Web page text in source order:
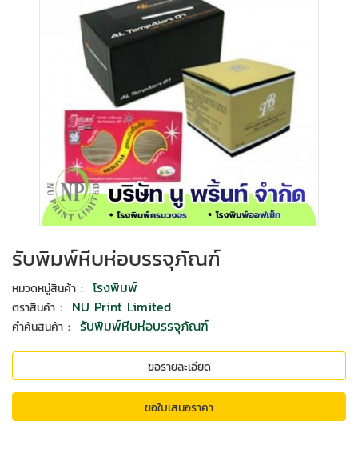
รับพิมพ์หีบห่อบรรจุภัณฑ์
หมวดหมู่สินค้า : โรงพิมพ์
ตราสินค้า : NU Print Limited
คำค้นสินค้า : รับพิมพ์หีบห่อบรรจุภัณฑ์
ขอรายละเอียด
ขอใบเสนอราคา